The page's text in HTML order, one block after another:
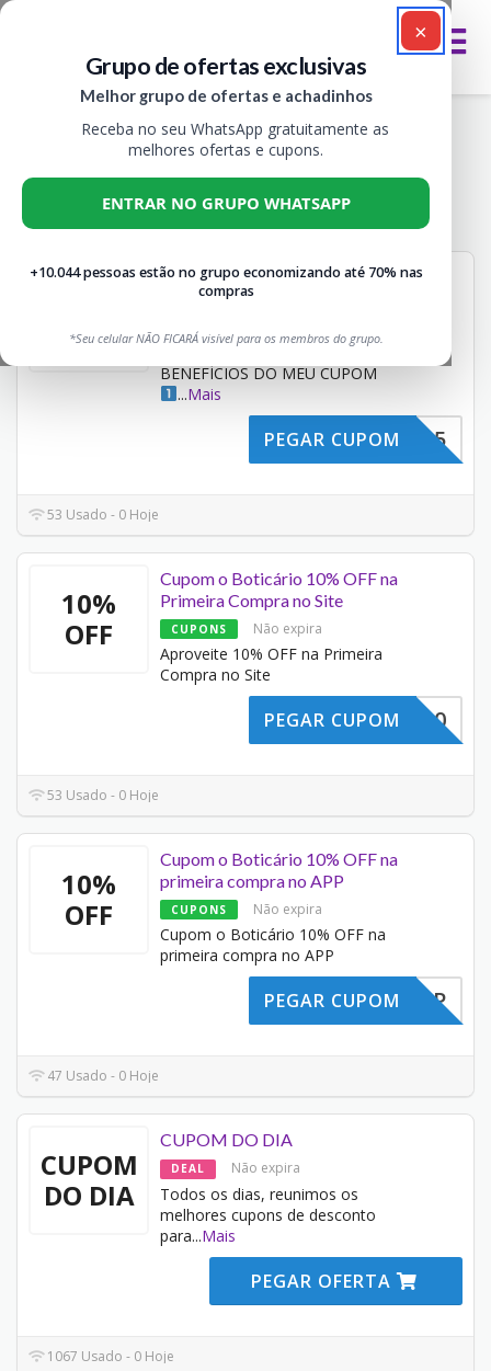
×
Grupo de ofertas exclusivas
Melhor grupo de ofertas e achadinhos
Receba no seu WhatsApp gratuitamente as
melhores ofertas e cupons.
ENTRAR NO GRUPO WHATSAPP
+10.044 pessoas estão no grupo economizando até 70% nas
compras
*Seu celular NÃO FICARÁ visível para os membros do grupo.
Cupons O Boticário, Descontos e Ofertas
Todos 4
CUPOM o BOTICÁRIO 5%
OFF + FRETE GRÁTIS
CUPONS
DICAS PRA GARANTIR OS
BENEFÍCIOS DO MEU CUPOM
...Mais
ACHADOS5
PEGAR CUPOM
53 Usado - 0 Hoje
10%
OFF
Cupom o Boticário 10% OFF na
Primeira Compra no Site
CUPONS Não expira
Aproveite 10% OFF na Primeira
Compra no Site
MVINDO10
PEGAR CUPOM
53 Usado - 0 Hoje
10%
OFF
Cupom o Boticário 10% OFF na
primeira compra no APP
CUPONS Não expira
Cupom o Boticário 10% OFF na
primeira compra no APP
10NOAPP
PEGAR CUPOM
47 Usado - 0 Hoje
CUPOM
DO DIA
CUPOM DO DIA
DEAL Não expira
Todos os dias, reunimos os
melhores cupons de desconto
para...Mais
PEGAR OFERTA
1067 Usado - 0 Hoje